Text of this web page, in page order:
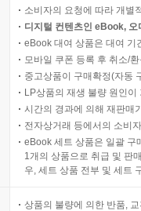
소비자의 요청에 따라 개별
디지털 컨텐츠인 eBook,
eBook 대여 상품은 대여 기
모바일 쿠폰 등록 후 취소/
중고상품이 구매확정(자동
LP상품의 재생 불량 원인
시간의 경과에 의해 재판매
전자상거래 등에서의 소비
eBook 세트 상품은 일괄 구
1개의 상품으로 취급 및 판
우, 세트 상품 전부 및 세트
상품의 불량에 의한 반품,